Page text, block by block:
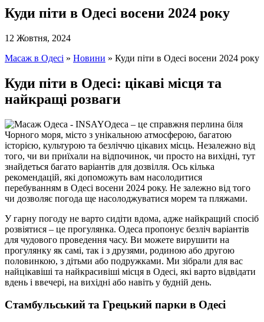
Куди піти в Одесі восени 2024 року
12 Жовтня, 2024
Масаж в Одесі » Новини » Куди піти в Одесі восени 2024 року
Куди піти в Одесі: цікаві місця та
найкращі розваги
Одеса – це справжня перлина біля
Чорного моря, місто з унікальною атмосферою, багатою
історією, культурою та безліччю цікавих місць. Незалежно від
того, чи ви приїхали на відпочинок, чи просто на вихідні, тут
знайдеться багато варіантів для дозвілля. Ось кілька
рекомендацій, які допоможуть вам насолодитися
перебуванням в Одесі восени 2024 року. Не залежно від того
чи дозволяє погода ще насолоджуватися морем та пляжами.
У гарну погоду не варто сидіти вдома, адже найкращий спосіб
розвіятися – це прогулянка. Одеса пропонує безліч варіантів
для чудового проведення часу. Ви можете вирушити на
прогулянку як самі, так і з друзями, родиною або другою
половинкою, з дітьми або подружками. Ми зібрали для вас
найцікавіші та найкрасивіші місця в Одесі, які варто відвідати
вдень і ввечері, на вихідні або навіть у будній день.
Стамбульський та Грецький парки в Одесі